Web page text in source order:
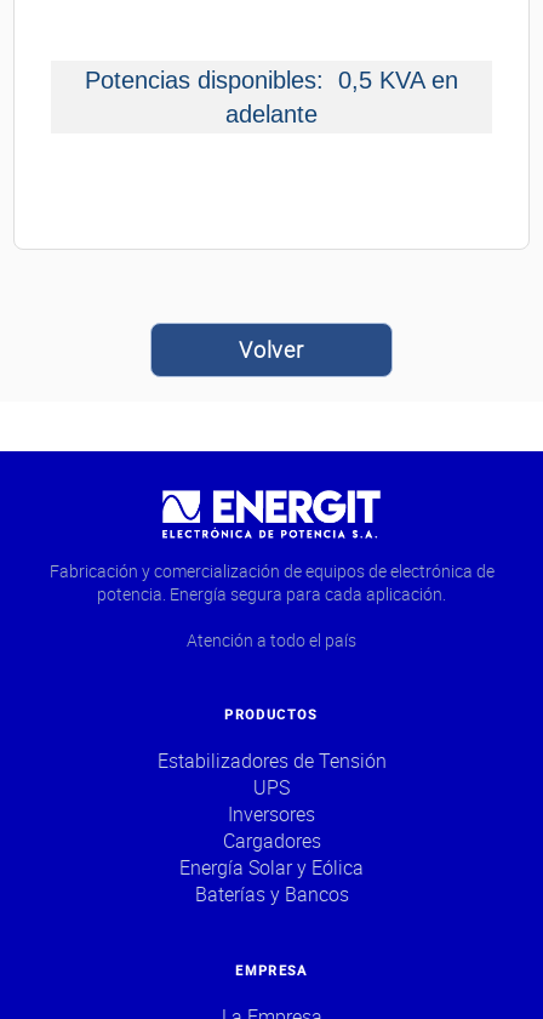
Potencias disponibles: 0,5 KVA en
adelante
Volver
Fabricación y comercialización de equipos de electrónica de
potencia. Energía segura para cada aplicación.
Atención a todo el país
PRODUCTOS
Estabilizadores de Tensión
UPS
Inversores
Cargadores
Energía Solar y Eólica
Baterías y Bancos
EMPRESA